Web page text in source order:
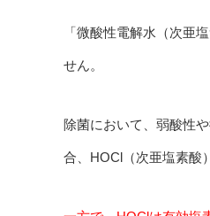
「微酸性電解水（次亜
せん。
除菌において、弱酸性
合、HOCl（次亜塩素酸